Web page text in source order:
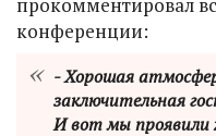
конференции:
- Хорошая
заключительная
И вот мы проявили